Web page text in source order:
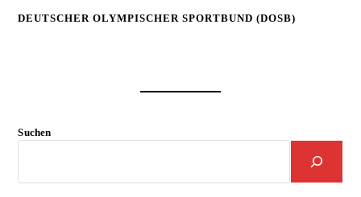
DEUTSCHER OLYMPISCHER SPORTBUND (DOSB)
Suchen